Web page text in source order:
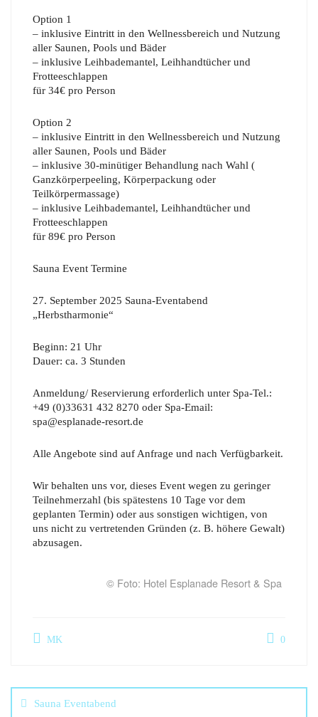
Option 1
– inklusive Eintritt in den Wellnessbereich und Nutzung
aller Saunen, Pools und Bäder
– inklusive Leihbademantel, Leihhandtücher und
Frotteeschlappen
für 34€ pro Person
Option 2
– inklusive Eintritt in den Wellnessbereich und Nutzung
aller Saunen, Pools und Bäder
– inklusive 30-minütiger Behandlung nach Wahl (
Ganzkörperpeeling, Körperpackung oder
Teilkörpermassage)
– inklusive Leihbademantel, Leihhandtücher und
Frotteeschlappen
für 89€ pro Person
Sauna Event Termine
27. September 2025 Sauna-Eventabend
„Herbstharmonie“
Beginn: 21 Uhr
Dauer: ca. 3 Stunden
Anmeldung/ Reservierung erforderlich unter Spa-Tel.:
+49 (0)33631 432 8270 oder Spa-Email:
spa@esplanade-resort.de
Alle Angebote sind auf Anfrage und nach Verfügbarkeit.
Wir behalten uns vor, dieses Event wegen zu geringer
Teilnehmerzahl (bis spätestens 10 Tage vor dem
geplanten Termin) oder aus sonstigen wichtigen, von
uns nicht zu vertretenden Gründen (z. B. höhere Gewalt)
abzusagen.
© Foto: Hotel Esplanade Resort & Spa
MK 0
Sauna Eventabend